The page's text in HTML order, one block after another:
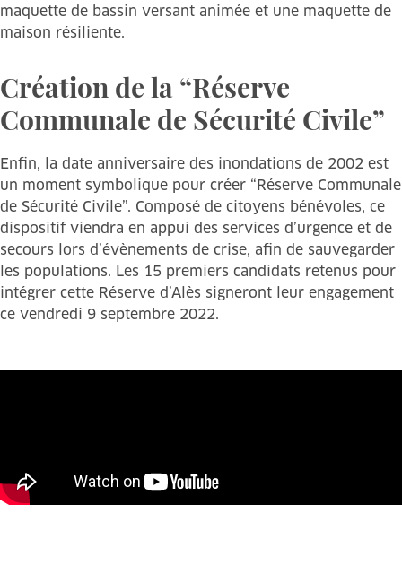
maquette de bassin versant animée et une maquette de
maison résiliente.
Création de la “Réserve
Communale de Sécurité Civile”
Enfin, la date anniversaire des inondations de 2002 est
un moment symbolique pour créer “Réserve Communale
de Sécurité Civile”. Composé de citoyens bénévoles, ce
dispositif viendra en appui des services d’urgence et de
secours lors d’évènements de crise, afin de sauvegarder
les populations. Les 15 premiers candidats retenus pour
intégrer cette Réserve d’Alès signeront leur engagement
ce vendredi 9 septembre 2022.